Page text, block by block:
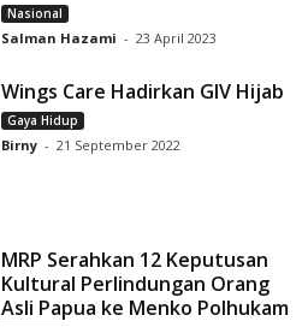
Nasional
Salman Hazami - 23 April 2023
Wings Care Hadirkan GIV Hijab
Gaya Hidup
Birny - 21 September 2022
MRP Serahkan 12 Keputusan
Kultural Perlindungan Orang
Asli Papua ke Menko Polhukam